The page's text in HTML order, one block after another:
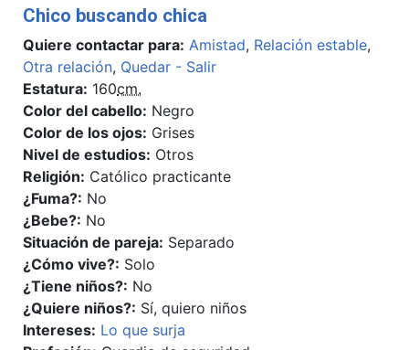
Chico buscando chica
Quiere contactar para: Amistad, Relación estable,
Otra relación, Quedar - Salir
Estatura: 160cm.
Color del cabello: Negro
Color de los ojos: Grises
Nivel de estudios: Otros
Religión: Católico practicante
¿Fuma?: No
¿Bebe?: No
Situación de pareja: Separado
¿Cómo vive?: Solo
¿Tiene niños?: No
¿Quiere niños?: Sí, quiero niños
Intereses: Lo que surja